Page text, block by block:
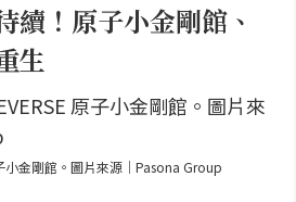
續！原子小金剛館、
生
小金剛館。圖片來源｜Pasona Group